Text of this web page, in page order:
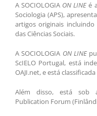
A SOCIOLOGIA ON LINE é
Sociologia (APS),
artigos originais
das Ciências Sociais.
A SOCIOLOGIA ON LINE
ScIELO Portugal, está
OAJI.net, e está
Além disso, está sob
Publication Forum